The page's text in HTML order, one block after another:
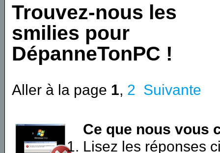
Trouvez-nous les
smilies pour
DépanneTonPC !
Aller à la page 1, 2 Suivante
Ce que nous vous
Lisez les réponses